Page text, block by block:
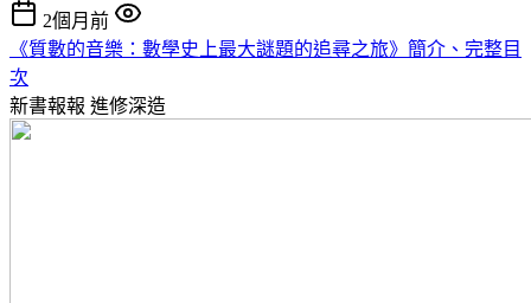
2個月前
《質數的音樂：數學史上最大謎題的追尋之旅》簡介、完整目
次
新書報報 進修深造